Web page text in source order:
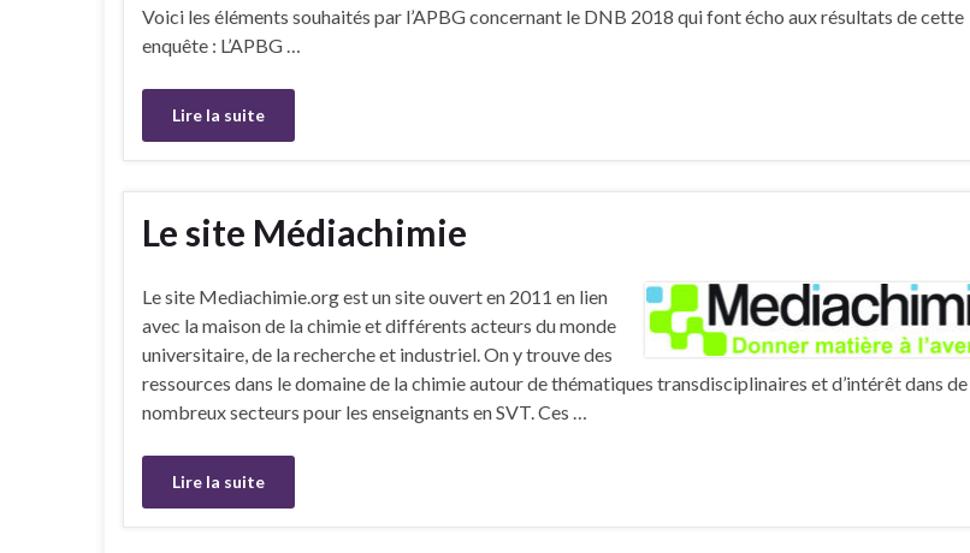
Voici les éléments souhaités par l’APBG concernant le DNB 2018 qui font écho aux résultats de cette
enquête : L’APBG …
Lire la suite
Le site Médiachimie
Le site Mediachimie.org est un site ouvert en 2011 en lien
avec la maison de la chimie et différents acteurs du monde
universitaire, de la recherche et industriel. On y trouve des
ressources dans le domaine de la chimie autour de thématiques transdisciplinaires et d’intérêt dans de
nombreux secteurs pour les enseignants en SVT. Ces …
Lire la suite